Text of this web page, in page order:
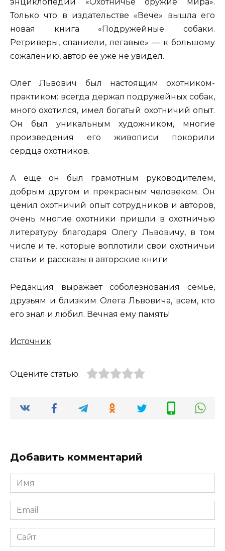
Только что в издательстве «Вече» вышла его
новая книга «Подружейные собаки.
Ретриверы, спаниели, легавые» — к большому
сожалению, автор ее уже не увидел.
Олег Львович был настоящим охотником-
практиком: всегда держал подружейных собак,
много охотился, имел богатый охотничий опыт.
Он был уникальным художником, многие
произведения его живописи покорили
сердца охотников.
А еще он был грамотным руководителем,
добрым другом и прекрасным человеком. Он
ценил охотничий опыт сотрудников и авторов,
очень многие охотники пришли в охотничью
литературу благодаря Олегу Львовичу, в том
числе и те, которые воплотили свои охотничьи
статьи и рассказы в авторские книги.
Редакция выражает соболезнования семье,
друзьям и близким Олега Львовича, всем, кто
его знал и любил. Вечная ему память!
Источник
Оцените статью
Добавить комментарий
Имя
*
Email
*
Сайт